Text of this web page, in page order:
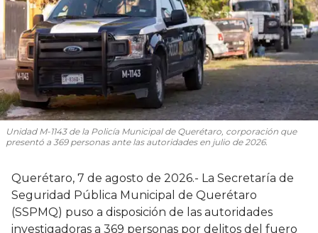
Unidad M-1143 de la Policía Municipal de Querétaro, corporación que
presentó a 369 personas ante las autoridades en julio de 2026.
Querétaro, 7 de agosto de 2026.- La Secretaría de
Seguridad Pública Municipal de Querétaro
(SSPMQ) puso a disposición de las autoridades
investigadoras a 369 personas por delitos del fuero